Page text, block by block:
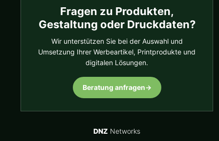
Fragen zu Produkten,
Gestaltung oder Druckdaten?
Wir unterstützen Sie bei der Auswahl und
Umsetzung Ihrer Werbeartikel, Printprodukte und
digitalen Lösungen.
Beratung anfragen→
DNZ Networks